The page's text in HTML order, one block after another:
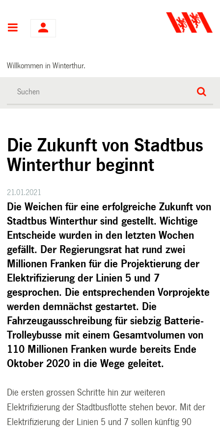
Hauptnavigation
Willkommen in Winterthur.
Die Zukunft von Stadtbus
Winterthur beginnt
21.01.2021
Die Weichen für eine erfolgreiche Zukunft von
Stadtbus Winterthur sind gestellt. Wichtige
Entscheide wurden in den letzten Wochen
gefällt. Der Regierungsrat hat rund zwei
Millionen Franken für die Projektierung der
Elektrifizierung der Linien 5 und 7
gesprochen. Die entsprechenden Vorprojekte
werden demnächst gestartet. Die
Fahrzeugausschreibung für siebzig Batterie-
Trolleybusse mit einem Gesamtvolumen von
110 Millionen Franken wurde bereits Ende
Oktober 2020 in die Wege geleitet.
Die ersten grossen Schritte hin zur weiteren
Elektrifizierung der Stadtbusflotte stehen bevor. Mit der
Elektrifizierung der Linien 5 und 7 sollen künftig 90